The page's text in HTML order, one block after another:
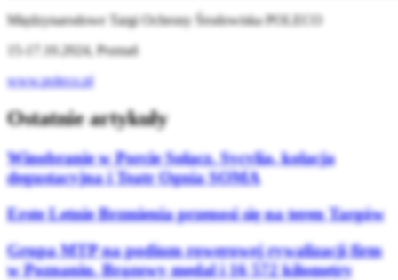
Międzynarodowe Targi Ochrony Środowiska POLECO
15-17.10.2024, Poznań
www.poleco.pl
Ostatnie artykuły
Winobranie w Porcie Sołacz. Sycylia, kolacja
degustacyjna i Teatr Ognia SOMA
Erste Letnie Brzmienia przenosi się na teren Targów
Grupa MTP na podium rowerowej rywalizacji firm
w Poznaniu. Brązowy medal i 16 572 kilometry